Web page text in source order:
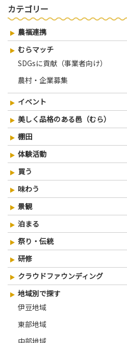
ビ
ゲ
ー
シ
カテゴリー
農福連携
むらマッチ
SDGsに貢献（事業者向け）
農村・企業募集
イベント
美しく品格のある邑（むら）
棚田
体験活動
買う
味わう
景観
泊まる
祭り・伝統
研修
クラウドファウンディング
地域別で探す
伊豆地域
東部地域
中部地域